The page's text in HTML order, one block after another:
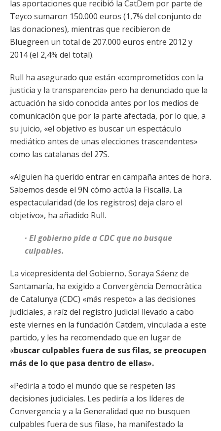
las aportaciones que recibió la CatDem por parte de
Teyco sumaron 150.000 euros (1,7% del conjunto de
las donaciones), mientras que recibieron de
Bluegreen un total de 207.000 euros entre 2012 y
2014 (el 2,4% del total).
Rull ha asegurado que están «comprometidos con la
justicia y la transparencia» pero ha denunciado que la
actuación ha sido conocida antes por los medios de
comunicación que por la parte afectada, por lo que, a
su juicio, «el objetivo es buscar un espectáculo
mediático antes de unas elecciones trascendentes»
como las catalanas del 27S.
«Alguien ha querido entrar en campaña antes de hora.
Sabemos desde el 9N cómo actúa la Fiscalía. La
espectacularidad (de los registros) deja claro el
objetivo», ha añadido Rull.
· El gobierno pide a CDC que no busque
culpables.
La vicepresidenta del Gobierno, Soraya Sáenz de
Santamaría, ha exigido a Convergència Democràtica
de Catalunya (CDC) «más respeto» a las decisiones
judiciales, a raíz del registro judicial llevado a cabo
este viernes en la fundación Catdem, vinculada a este
partido, y les ha recomendado que en lugar de
«buscar culpables fuera de sus filas, se preocupen
más de lo que pasa dentro de ellas».
«Pediría a todo el mundo que se respeten las
decisiones judiciales. Les pediría a los líderes de
Convergencia y a la Generalidad que no busquen
culpables fuera de sus filas», ha manifestado la